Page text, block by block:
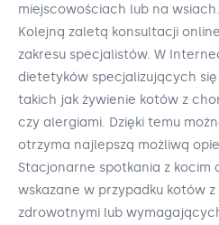
miejscowościach lub na wsiach.
Kolejną zaletą konsultacji
zakresu specjalistów. W
dietetyków specjalizujących
takich jak żywienie kotów z
czy alergiami. Dzięki temu
otrzyma najlepszą możliwą
Stacjonarne spotkania z kocim
wskazane w przypadku kotów
zdrowotnymi lub